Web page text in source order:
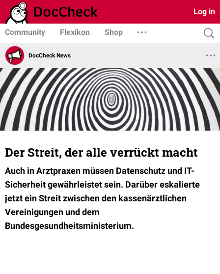
Log in
Community Flexikon Shop
DocCheck News
Der Streit, der alle verrückt macht
Auch in Arztpraxen müssen Datenschutz und IT-
Sicherheit gewährleistet sein. Darüber eskalierte
jetzt ein Streit zwischen den kassenärztlichen
Vereinigungen und dem
Bundesgesundheitsministerium.